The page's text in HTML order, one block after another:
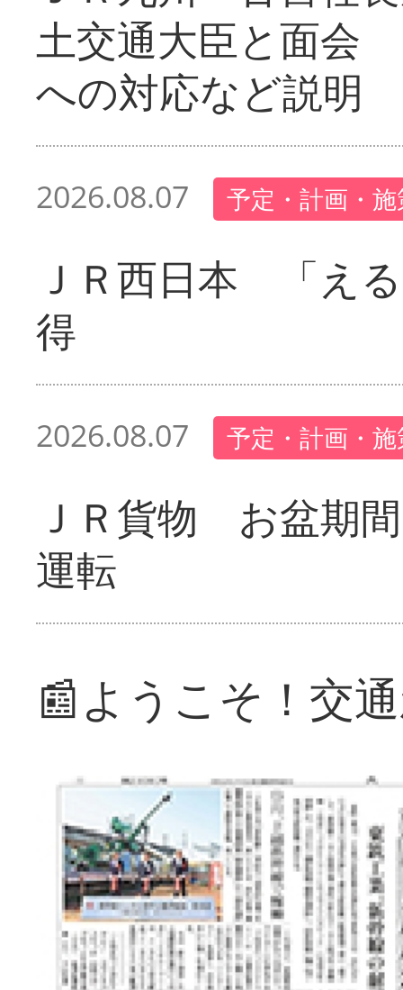
土交通大臣と面会
への対応など説明
2026.08.07 予定・計画・
ＪＲ西日本 「え
得
2026.08.07 予定・計画・
ＪＲ貨物 お盆期
運転
📰ようこそ！交